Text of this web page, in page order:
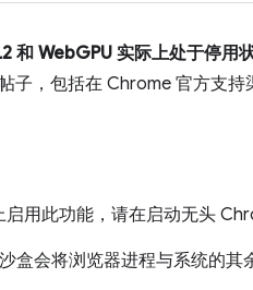
和 WebGPU 实际上处于停用
子，包括在 Chrome 官方支持
启用此功能，请在启动无头
沙盒会将浏览器进程与系统的